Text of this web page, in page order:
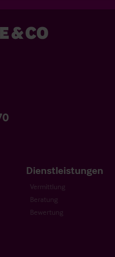
Dienstleistungen
Vermittlung
Beratung
Bewertung